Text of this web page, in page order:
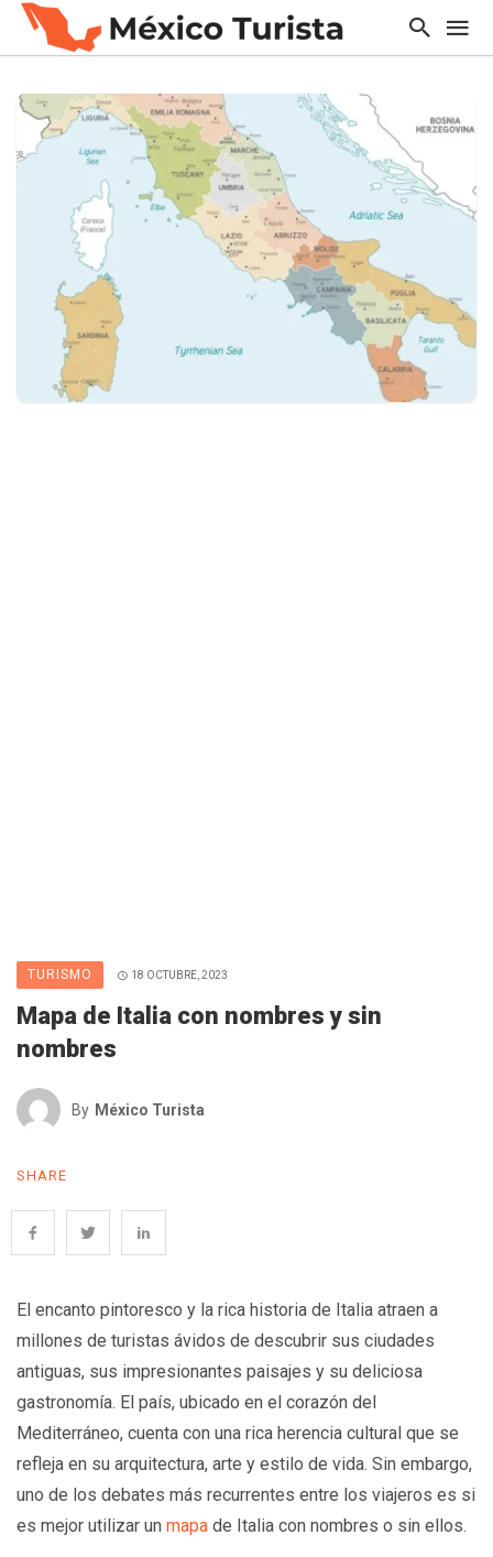
TURISMO 18 OCTUBRE, 2023
Mapa de Italia con nombres y sin
nombres
By México Turista
SHARE
El encanto pintoresco y la rica historia de Italia atraen a
millones de turistas ávidos de descubrir sus ciudades
antiguas, sus impresionantes paisajes y su deliciosa
gastronomía. El país, ubicado en el corazón del
Mediterráneo, cuenta con una rica herencia cultural que se
refleja en su arquitectura, arte y estilo de vida. Sin embargo,
uno de los debates más recurrentes entre los viajeros es si
es mejor utilizar un mapa de Italia con nombres o sin ellos.